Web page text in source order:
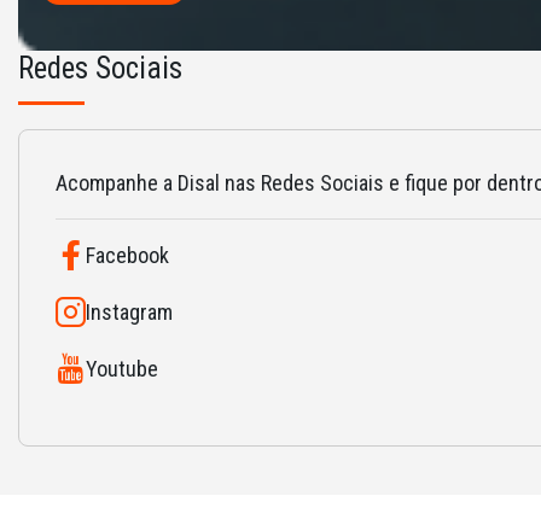
Redes Sociais
Acompanhe a Disal nas Redes Sociais e fique por
Facebook
Instagram
Youtube